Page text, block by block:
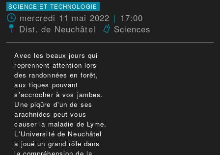
SCIENCE ET TECHNOLOGIE
mercredi 11 mai 2022
17:00
Dist. de Neuchâtel
Sciences
Avec les beaux jours qui
reprennent attention lors
des randonnées en forêt,
aux tiques pouvant
s'accrocher à vos jambes.
Une piqûre d'un de ses
arachnides peut vous
causer la maladie de Lyme.
L'Université de Neuchâtel
a joué un grand rôle dans